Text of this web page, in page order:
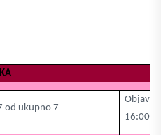
od ukupno 7
16:00